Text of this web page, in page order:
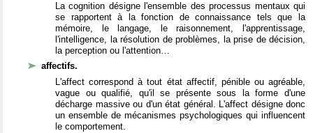
La cognition désigne l'ensemble des processus mentaux qui
se rapportent à la fonction de connaissance tels que la
mémoire, le langage, le raisonnement, l'apprentissage,
l'intelligence, la résolution de problèmes, la prise de décision,
la perception ou l'attention…
affectifs.
L'affect correspond à tout état affectif, pénible ou agréable,
vague ou qualifié, qu'il se présente sous la forme d'une
décharge massive ou d'un état général. L'affect désigne donc
un ensemble de mécanismes psychologiques qui influencent
le comportement.